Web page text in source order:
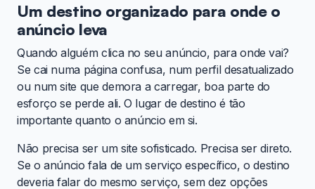
Um destino organizado para onde o
anúncio leva
Quando alguém clica no seu anúncio, para onde vai?
Se cai numa página confusa, num perfil desatualizado
ou num site que demora a carregar, boa parte do
esforço se perde ali. O lugar de destino é tão
importante quanto o anúncio em si.
Não precisa ser um site sofisticado. Precisa ser direto.
Se o anúncio fala de um serviço específico, o destino
deveria falar do mesmo serviço, sem dez opções